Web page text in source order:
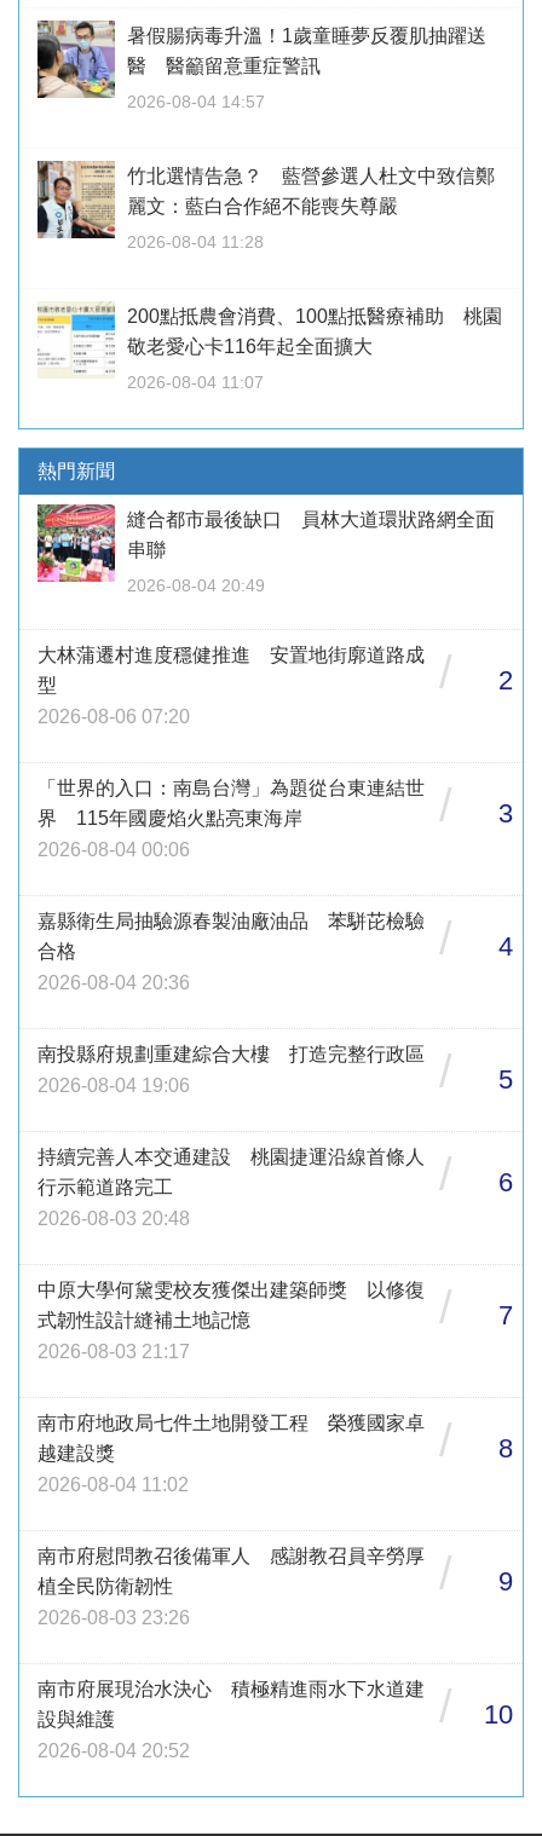
暑假腸病毒升溫！1歲童睡夢反覆肌抽躍送
醫 醫籲留意重症警訊
2026-08-04 14:57
竹北選情告急？ 藍營參選人杜文中致信鄭
麗文：藍白合作絕不能喪失尊嚴
2026-08-04 11:28
200點抵農會消費、100點抵醫療補助 桃園
敬老愛心卡116年起全面擴大
2026-08-04 11:07
熱門新聞
縫合都市最後缺口 員林大道環狀路網全面
串聯
2026-08-04 20:49
大林蒲遷村進度穩健推進 安置地街廓道路成
型
2026-08-06 07:20
/ 2
「世界的入口：南島台灣」為題從台東連結世
界 115年國慶焰火點亮東海岸
2026-08-04 00:06
/ 3
嘉縣衛生局抽驗源春製油廠油品 苯駢芘檢驗
合格
2026-08-04 20:36
/ 4
南投縣府規劃重建綜合大樓 打造完整行政區
2026-08-04 19:06
/ 5
持續完善人本交通建設 桃園捷運沿線首條人
行示範道路完工
2026-08-03 20:48
/ 6
中原大學何黛雯校友獲傑出建築師獎 以修復
式韌性設計縫補土地記憶
2026-08-03 21:17
/ 7
南市府地政局七件土地開發工程 榮獲國家卓
越建設獎
2026-08-04 11:02
/ 8
南市府慰問教召後備軍人 感謝教召員辛勞厚
植全民防衛韌性
2026-08-03 23:26
/ 9
南市府展現治水決心 積極精進雨水下水道建
設與維護
2026-08-04 20:52
/ 10